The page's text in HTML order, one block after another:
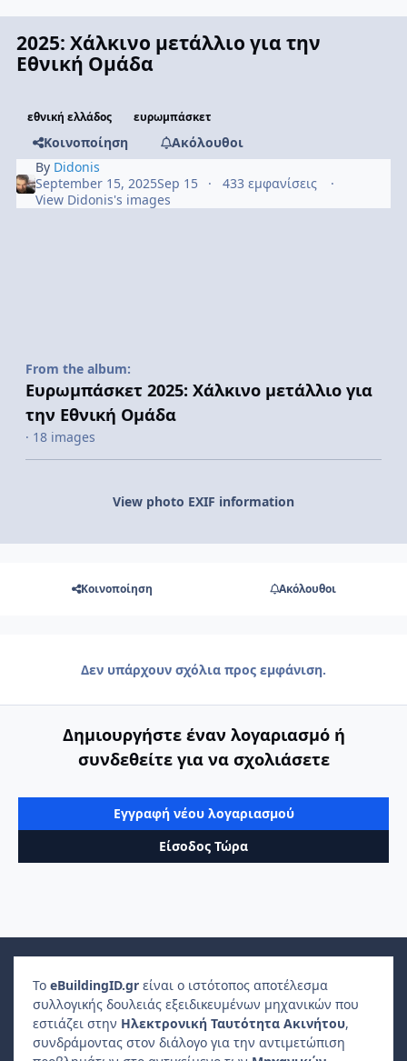
2025: Χάλκινο μετάλλιο για την
Εθνική Ομάδα
εθνική ελλάδος ευρωμπάσκετ
Κοινοποίηση
Ακόλουθοι
By Didonis
September 15, 2025Sep 15
433 εμφανίσεις
View Didonis's images
From the album:
Ευρωμπάσκετ 2025: Χάλκινο μετάλλιο για
την Εθνική Ομάδα
· 18 images
View photo EXIF information
Κοινοποίηση Ακόλουθοι
Δεν υπάρχουν σχόλια προς εμφάνιση.
Δημιουργήστε έναν λογαριασμό ή
συνδεθείτε για να σχολιάσετε
Εγγραφή νέου λογαριασμού
Είσοδος Τώρα
Το eBuildingID.gr είναι ο ιστότοπος αποτέλεσμα
συλλογικής δουλειάς εξειδικευμένων μηχανικών που
εστιάζει στην Ηλεκτρονική Ταυτότητα Ακινήτου,
συνδράμοντας στον διάλογο για την αντιμετώπιση